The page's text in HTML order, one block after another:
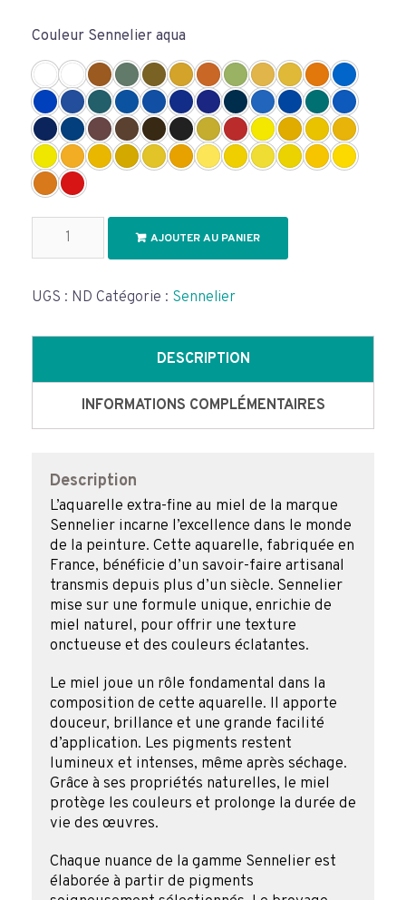
Couleur Sennelier aqua
Aquarelle
Fine
Miel-
SENNELIER
AJOUTER AU PANIER
UGS : ND Catégorie : Sennelier
DESCRIPTION
INFORMATIONS COMPLÉMENTAIRES
Description
L’aquarelle extra-fine au miel de la marque
Sennelier incarne l’excellence dans le monde
de la peinture. Cette aquarelle, fabriquée en
France, bénéficie d’un savoir-faire artisanal
transmis depuis plus d’un siècle. Sennelier
mise sur une formule unique, enrichie de
miel naturel, pour offrir une texture
onctueuse et des couleurs éclatantes.
Le miel joue un rôle fondamental dans la
composition de cette aquarelle. Il apporte
douceur, brillance et une grande facilité
d’application. Les pigments restent
lumineux et intenses, même après séchage.
Grâce à ses propriétés naturelles, le miel
protège les couleurs et prolonge la durée de
vie des œuvres.
Chaque nuance de la gamme Sennelier est
élaborée à partir de pigments